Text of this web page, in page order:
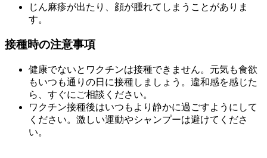
じん麻疹が出たり、顔が腫れてしまうことがありま
す。
接種時の注意事項
健康でないとワクチンは接種できません。元気も食欲
もいつも通りの日に接種しましょう。違和感を感じた
ら、すぐにご相談ください。
ワクチン接種後はいつもより静かに過ごすようにして
ください。激しい運動やシャンプーは避けてくださ
い。